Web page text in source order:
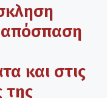
απόσπαση
και στις
της